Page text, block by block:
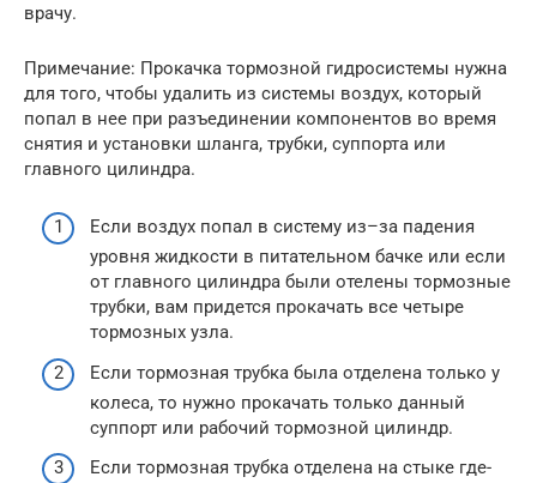
врачу.
Примечание: Прокачка тормозной гидросистемы нужна
для того, чтобы удалить из системы воздух, который
попал в нее при разъединении компонентов во время
снятия и установки шланга, трубки, суппорта или
главного цилиндра.
Если воздух попал в систему из–за падения
уровня жидкости в питательном бачке или если
от главного цилиндра были отелены тормозные
трубки, вам придется прокачать все четыре
тормозных узла.
Если тормозная трубка была отделена только у
колеса, то нужно прокачать только данный
суппорт или рабочий тормозной цилиндр.
Если тормозная трубка отделена на стыке где-